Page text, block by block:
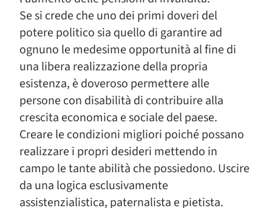
Se si crede che uno dei primi doveri del
potere politico sia quello di garantire ad
ognuno le medesime opportunità al fine di
una libera realizzazione della propria
esistenza, è doveroso permettere alle
persone con disabilità di contribuire alla
crescita economica e sociale del paese.
Creare le condizioni migliori poiché possano
realizzare i propri desideri mettendo in
campo le tante abilità che possiedono. Uscire
da una logica esclusivamente
assistenzialistica, paternalista e pietista.